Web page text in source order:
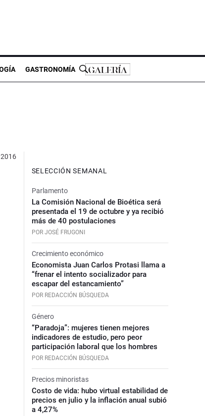
GASTRONOMÍA
SELECCIÓN SEMANAL
Parlamento
La Comisión Nacional de Bioética será
presentada el 19 de octubre y ya recibió
más de 40 postulaciones
POR JOSÉ FRUGONI
Crecimiento económico
Economista Juan Carlos Protasi llama a
“frenar el intento socializador para
escapar del estancamiento”
POR REDACCIÓN BÚSQUEDA
Género
“Paradoja”: mujeres tienen mejores
indicadores de estudio, pero peor
participación laboral que los hombres
POR REDACCIÓN BÚSQUEDA
Precios minoristas
Costo de vida: hubo virtual estabilidad de
precios en julio y la inflación anual subió
a 4,27%